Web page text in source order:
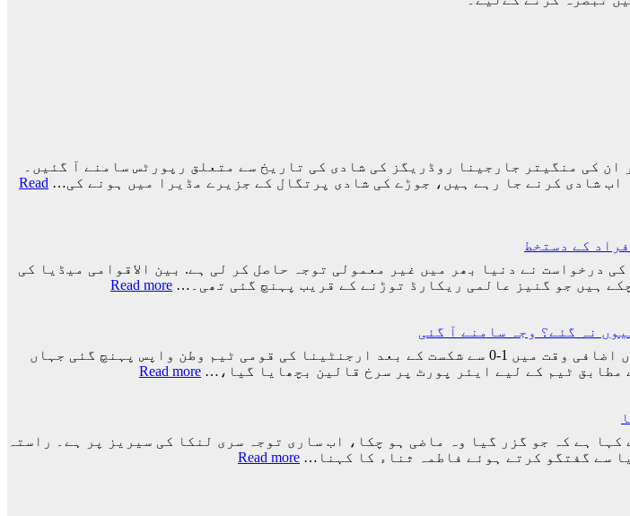
کی منگیتر جارجینا روڈریگز کی شادی کی تاریخ سے متعلق رپورٹس سامنے آ گئیں۔
شادی کرنے جا رہے ہیں، جوڑے کی شادی پرتگال کے جزیرے مڈیرا میں ہونے کی… Read
کے فیفا ورلڈ کپ سے باہر کرنے کی درخواست نے دنیا بھر میں غیر معمولی توجہ حاصل کر لی ہے. بین الاقوامی میڈیا کی
Read more
:
ورلڈ
کپ
درخواست
نہ گئے؟ وجہ سامنے آ گئی
اسلام آباد (مانند نیوز) فیفا ورلڈ کپ 2026ء کے فائنل میں اسپین کے ہاتھوں اضافی وقت میں 1-0 سے شکست کے بعد ارجنٹینا کی قومی ٹیم وطن واپس پہنچ گئی جہاں
مطابق ٹیم کے لیے ایئر پورٹ پر سرخ قالین بچھایا گیا،… Read more
:
شکست
ہے کہ جو گزر گیا وہ ماضی ہو چکا، اب ساری توجہ سری لنکا کی سیریز پر ہے۔ راستہ
سے گفتگو کرتے ہوئے فاطمہ ثناء کا کہنا… Read more
: